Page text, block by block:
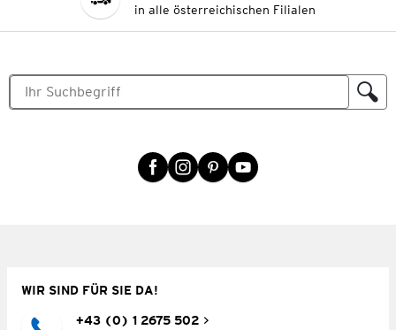
in alle österreichischen Filialen
WIR SIND FÜR SIE DA!
+43 (0) 1 2675 502